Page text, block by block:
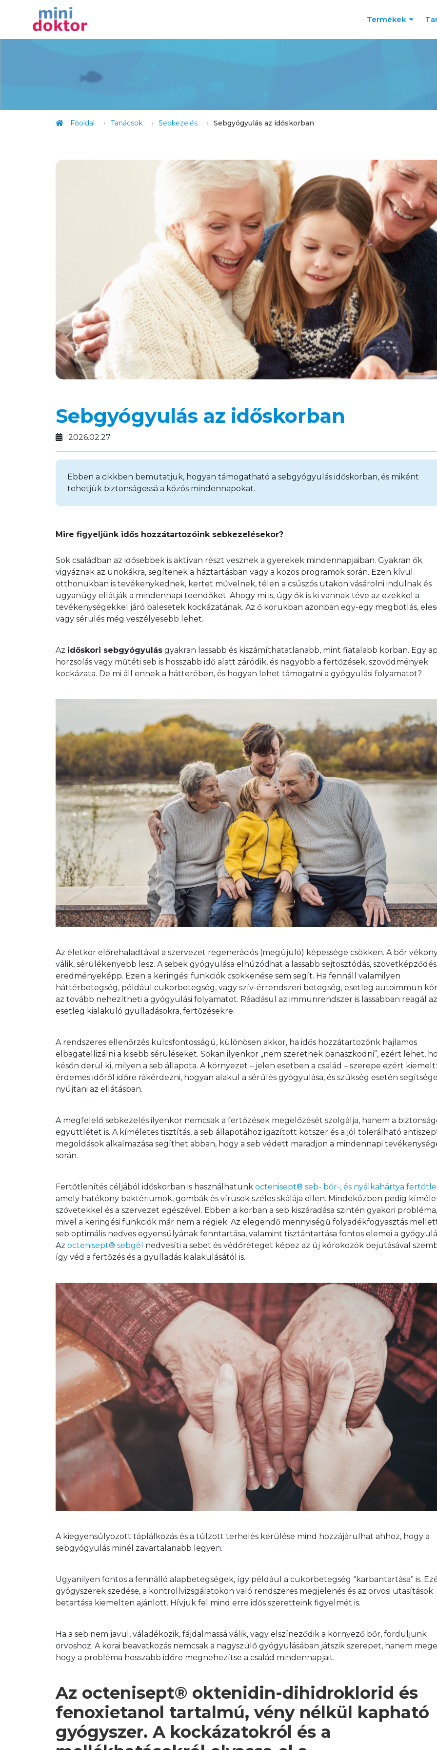
Termékek
Főoldal Tanácsok Sebkezelés Sebgyógyulás az időskorban
Sebgyógyulás az időskorban
2026.02.27
Ebben a cikkben bemutatjuk, hogyan támogatható a sebgyógyulás időskorban, és miként
tehetjük biztonságossá a közös mindennapokat.
Mire figyeljünk idős hozzátartozóink sebkezelésekor?
Sok családban az idősebbek is aktívan részt vesznek a gyerekek mindennapjaiban. Gyakran ők
vigyáznak az unokákra, segítenek a háztartásban vagy a közös programok során. Ezen kívül
otthonukban is tevékenykednek, kertet művelnek, télen a csúszós utakon vásárolni indulnak és
ugyanúgy ellátják a mindennapi teendőket. Ahogy mi is, úgy ők is ki vannak téve az ezekkel a
tevékenységekkel járó balesetek kockázatának. Az ő korukban azonban egy-egy megbotlás,
vagy sérülés még veszélyesebb lehet.
Az időskori sebgyógyulás gyakran lassabb és kiszámíthatatlanabb, mint fiatalabb korban. Egy
horzsolás vagy műtéti seb is hosszabb idő alatt záródik, és nagyobb a fertőzések, szövődmények
kockázata. De mi áll ennek a hátterében, és hogyan lehet támogatni a gyógyulási folyamatot?
Az életkor előrehaladtával a szervezet regenerációs (megújuló) képessége csökken. A bőr
válik, sérülékenyebb lesz. A sebek gyógyulása elhúzódhat a lassabb sejtosztódás, szövetképződés
eredményeképp. Ezen a keringési funkciók csökkenése sem segít. Ha fennáll valamilyen
háttérbetegség, például cukorbetegség, vagy szív-érrendszeri betegség, esetleg autoimmun
az tovább nehezítheti a gyógyulási folyamatot. Ráadásul az immunrendszer is lassabban reagál az
esetleg kialakuló gyulladásokra, fertőzésekre.
A rendszeres ellenőrzés kulcsfontosságú, különösen akkor, ha idős hozzátartozónk hajlamos
elbagatellizálni a kisebb sérüléseket. Sokan ilyenkor „nem szeretnek panaszkodni”, ezért lehet,
későn derül ki, milyen a seb állapota. A környezet – jelen esetben a család – szerepe ezért kiemelt:
érdemes időről időre rákérdezni, hogyan alakul a sérülés gyógyulása, és szükség esetén
nyújtani az ellátásban.
A megfelelő sebkezelés ilyenkor nemcsak a fertőzések megelőzését szolgálja, hanem a
együttlétet is. A kíméletes tisztítás, a seb állapotához igazított kötszer és a jól tolerálható
megoldások alkalmazása segíthet abban, hogy a seb védett maradjon a mindennapi
során.
Fertőtlenítés céljából időskorban is használhatunk octenisept® seb- bőr-, és nyálkahártya
amely hatékony baktériumok, gombák és vírusok széles skálája ellen. Mindeközben pedig
szövetekkel és a szervezet egészével. Ebben a korban a seb kiszáradása szintén gyakori probléma,
mivel a keringési funkciók már nem a régiek. Az elegendő mennyiségű folyadékfogyasztás
seb optimális nedves egyensúlyának fenntartása, valamint tisztántartása fontos elemei a
Az octenisept® sebgél nedvesíti a sebet és védőréteget képez az új kórokozók bejutásával
így véd a fertőzés és a gyulladás kialakulásától is.
A kiegyensúlyozott táplálkozás és a túlzott terhelés kerülése mind hozzájárulhat ahhoz, hogy a
sebgyógyulás minél zavartalanabb legyen.
Ugyanilyen fontos a fennálló alapbetegségek, így például a cukorbetegség “karbantartása” is.
gyógyszerek szedése, a kontrollvizsgálatokon való rendszeres megjelenés és az orvosi utasítások
betartása kiemelten ajánlott. Hívjuk fel mind erre idős szeretteink figyelmét is.
Ha a seb nem javul, váladékozik, fájdalmassá válik, vagy elszíneződik a környező bőr, forduljunk
orvoshoz. A korai beavatkozás nemcsak a nagyszülő gyógyulásában játszik szerepet, hanem
hogy a probléma hosszabb időre megnehezítse a család mindennapjait.
Az octenisept® oktenidin-dihidroklorid és
fenoxietanol tartalmú, vény nélkül kapható
gyógyszer. A kockázatokról és a